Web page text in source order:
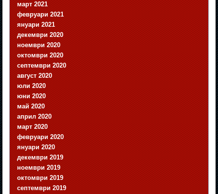
март 2021
февруари 2021
януари 2021
декември 2020
ноември 2020
октомври 2020
септември 2020
август 2020
юли 2020
юни 2020
май 2020
април 2020
март 2020
февруари 2020
януари 2020
декември 2019
ноември 2019
октомври 2019
септември 2019